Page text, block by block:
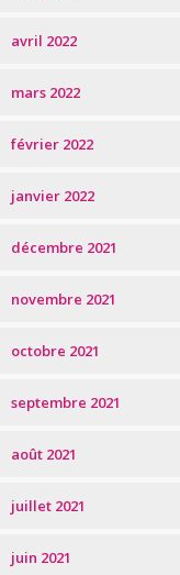
avril 2022
mars 2022
février 2022
janvier 2022
décembre 2021
novembre 2021
octobre 2021
septembre 2021
août 2021
juillet 2021
juin 2021